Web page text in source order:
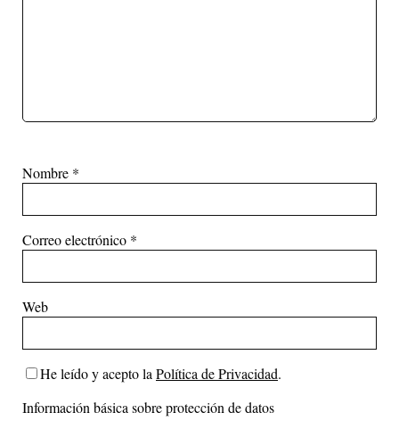
Nombre *
Correo electrónico *
Web
He leído y acepto la Política de Privacidad.
Información básica sobre protección de datos